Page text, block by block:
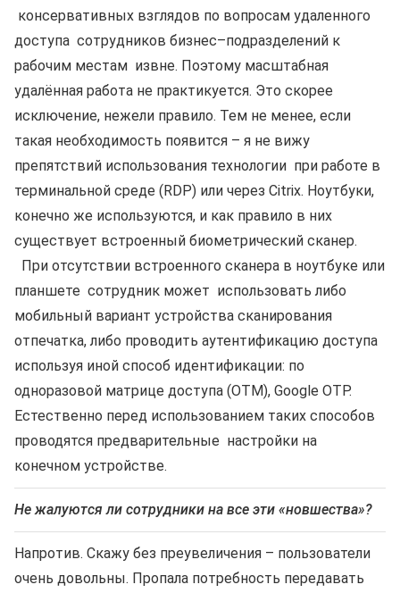
консервативных взглядов по вопросам удаленного
доступа сотрудников бизнес–подразделений к
рабочим местам извне. Поэтому масштабная
удалённая работа не практикуется. Это скорее
исключение, нежели правило. Тем не менее, если
такая необходимость появится – я не вижу
препятствий использования технологии при работе в
терминальной среде (RDP) или через Citrix. Ноутбуки,
конечно же используются, и как правило в них
существует встроенный биометрический сканер.
При отсутствии встроенного сканера в ноутбуке или
планшете сотрудник может использовать либо
мобильный вариант устройства сканирования
отпечатка, либо проводить аутентификацию доступа
используя иной способ идентификации: по
одноразовой матрице доступа (ОТМ), Google OTP.
Естественно перед использованием таких способов
проводятся предварительные настройки на
конечном устройстве.
Не жалуются ли сотрудники на все эти «новшества»?
Напротив. Скажу без преувеличения – пользователи
очень довольны. Пропала потребность передавать